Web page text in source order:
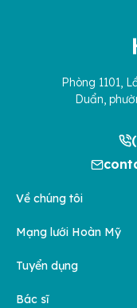
Phòng 1101,
Duẩn,
Về chúng tôi
Mạng lưới Hoàn Mỹ
Tuyển dụng
Bác sĩ